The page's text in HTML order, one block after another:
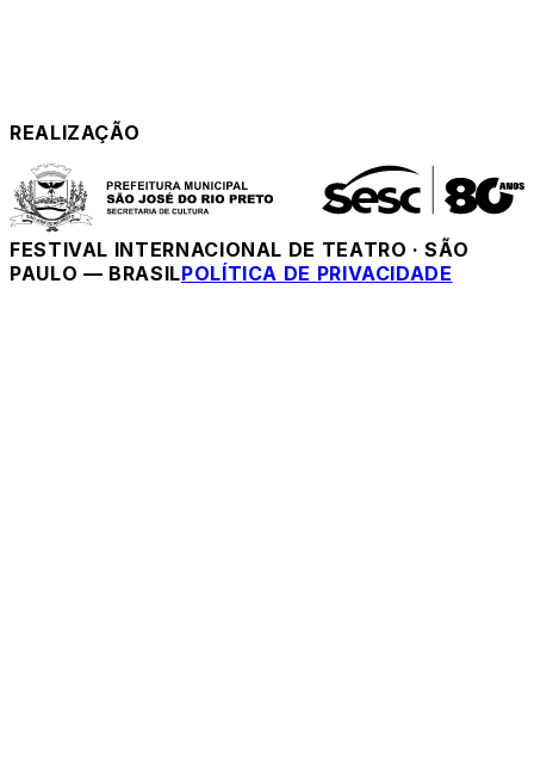
REALIZAÇÃO
FESTIVAL INTERNACIONAL DE TEATRO ·SÃO
PAULO — BRASILPOLÍTICA DE PRIVACIDADE